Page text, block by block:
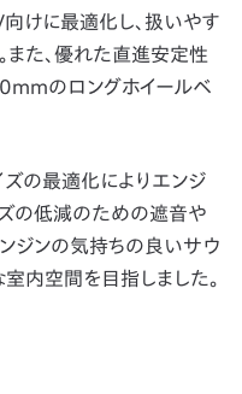
けに最適化し、扱いやす
また、優れた直進安定性
のロングホイールベ
ズの最適化によりエンジ
ズの低減のための遮音や
ジンの気持ちの良いサウ
内空間を目指しました。